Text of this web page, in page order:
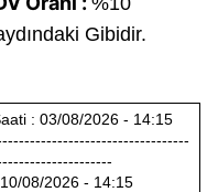
çeşitli kişisel
çerezler bilgi
daha işlevsel
sizlere yönelik
amaçlarıyla
kullanılacaktır.
Gibidir.
: 03/08/2026 - 14:15
08/2026 - 14:15